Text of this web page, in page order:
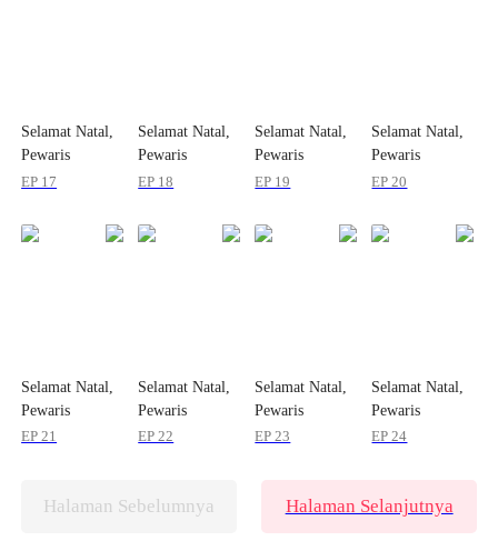
Selamat Natal,
Pewaris
EP 17
Selamat Natal,
Pewaris
EP 18
Selamat Natal,
Pewaris
EP 19
Selamat Natal,
Pewaris
EP 20
Selamat Natal,
Pewaris
EP 21
Selamat Natal,
Pewaris
EP 22
Selamat Natal,
Pewaris
EP 23
Selamat Natal,
Pewaris
EP 24
Halaman Sebelumnya Halaman Selanjutnya